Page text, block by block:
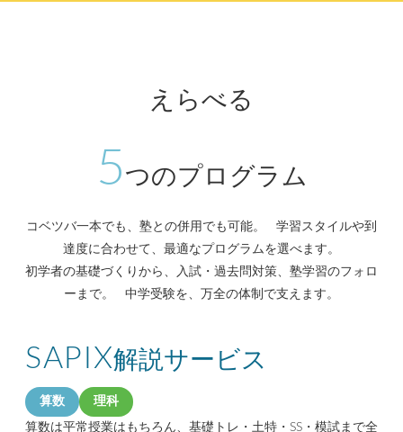
えらべる
5つのプログラム
コベツバ一本でも、塾との併用でも可能。 学習スタイルや到
達度に合わせて、最適なプログラムを選べます。
初学者の基礎づくりから、入試・過去問対策、塾学習のフォロ
ーまで。 中学受験を、万全の体制で支えます。
SAPIX解説サービス
算数 理科
算数は平常授業はもちろん、基礎トレ・土特・SS・模試まで全